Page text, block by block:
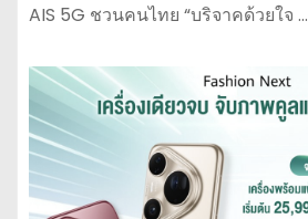
AIS 5G ชวนคนไทย “บริจาคด้วยใจ …